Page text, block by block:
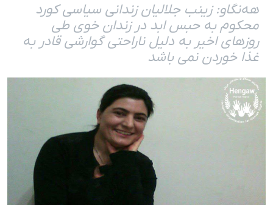
هەنگاو: زینب جلالیان زندانی سیاسی کورد
محکوم به حبس ابد در زندان خوی طی
روزهای اخیر به دلیل ناراحتی گوارشی قادر به
غذا خوردن نمی باشد